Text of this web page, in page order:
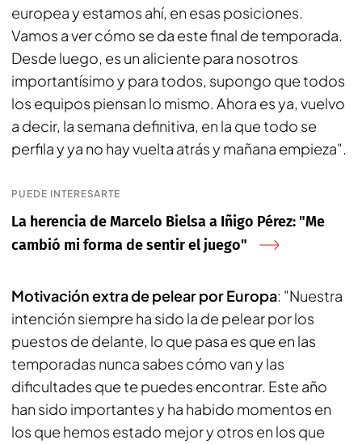
europea y estamos ahí, en esas posiciones.
Vamos a ver cómo se da este final de temporada.
Desde luego, es un aliciente para nosotros
importantísimo y para todos, supongo que todos
los equipos piensan lo mismo. Ahora es ya, vuelvo
a decir, la semana definitiva, en la que todo se
perfila y ya no hay vuelta atrás y mañana empieza".
PUEDE INTERESARTE
La herencia de Marcelo Bielsa a Iñigo Pérez: "Me
cambió mi forma de sentir el juego"
Motivación extra de pelear por Europa: "Nuestra
intención siempre ha sido la de pelear por los
puestos de delante, lo que pasa es que en las
temporadas nunca sabes cómo van y las
dificultades que te puedes encontrar. Este año
han sido importantes y ha habido momentos en
los que hemos estado mejor y otros en los que